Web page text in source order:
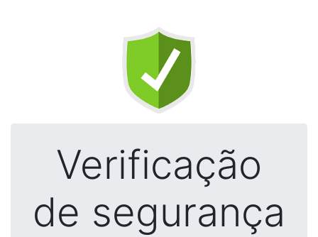
Verificação
de segurança